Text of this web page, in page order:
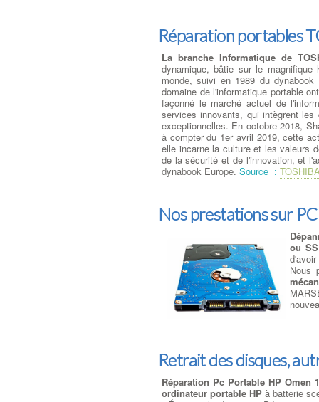
Réparation portables
La branche Informatique de
dynamique, bâtie sur le
monde, suivi en 1989 du
domaine de l'informatique portable
façonné le marché actuel de
services innovants, qui intègrent
exceptionnelles. En octobre 2018,
à compter du 1er avril 2019, cette
elle incarne la culture et les valeurs
de la sécurité et de l'innovation, et
dynabook Europe. Source : TOSHIBA
Nos prestations sur
ou
Nous
Retrait des disques,
Réparation Pc Portable HP Omen
ordinateur portable HP à batterie